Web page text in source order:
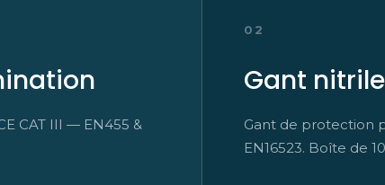
CAT III — EN455 &
02
Gant
Gant de protection
EN16523. Boîte de